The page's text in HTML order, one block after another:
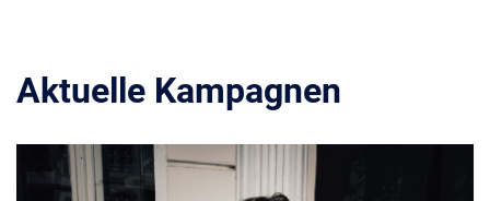
Aktuelle Kampagnen